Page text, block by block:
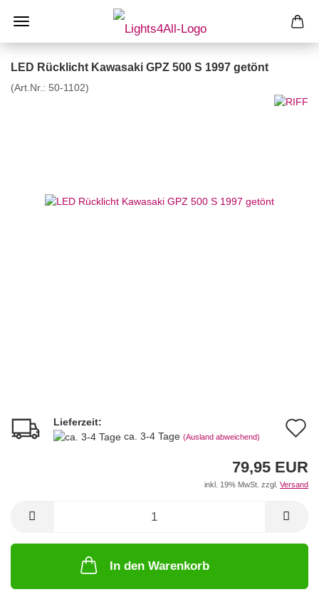
LED Rücklicht Kawasaki GPZ 500 S 1997 getönt
(Art.Nr.: 50-1102)
Lieferzeit:
ca. 3-4 Tage (Ausland abweichend)
79,95 EUR
inkl. 19% MwSt. zzgl. Versand
In den Warenkorb